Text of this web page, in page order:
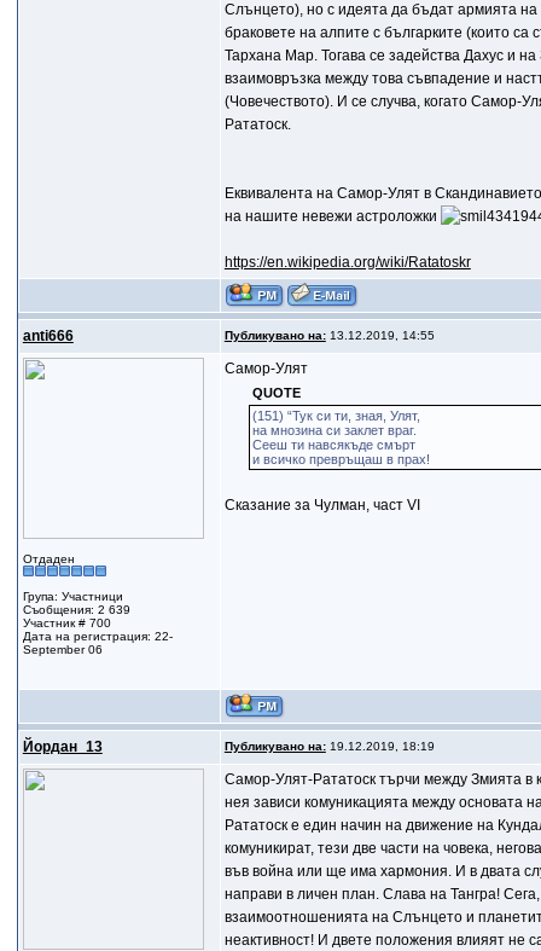
Слънцето), но с идеята да бъдат армията
браковете на алпите с българките (които
Тархана Мар. Тогава се задейства Дахус и
взаимовръзка между това съвпадение и
(Човечеството). И се случва, когато Самор-
Рататоск.
Еквивалента на Самор-Улят в
на нашите невежи астроложки
https://en.wikipedia.org/wiki/Ratatoskr
anti666 Публикувано на:13.12.2019, 14:55
Отдаден
Група: Участници
Съобщения: 2 639
Участник # 700
Дата на регистрация: 22-
September 06
Самор-Улят
QUOTE
(151) “Тук си ти, зная, Улят,
на мнозина си заклет враг.
Сееш ти навсякъде смърт
и всичко превръщаш в прах!
Сказание за Чулман, част VI
Йордан_13 Публикувано на:19.12.2019, 18:19
Самор-Улят-Рататоск търчи между Змията в
нея зависи комуникацията между основата
Рататоск е един начин на движение на
комуникират, тези две части на човека,
във война или ще има хармония. И в двата
направи в личен план. Слава на Тангра!
взаимоотношенията на Слънцето и
неактивност! И двете положения влияят не